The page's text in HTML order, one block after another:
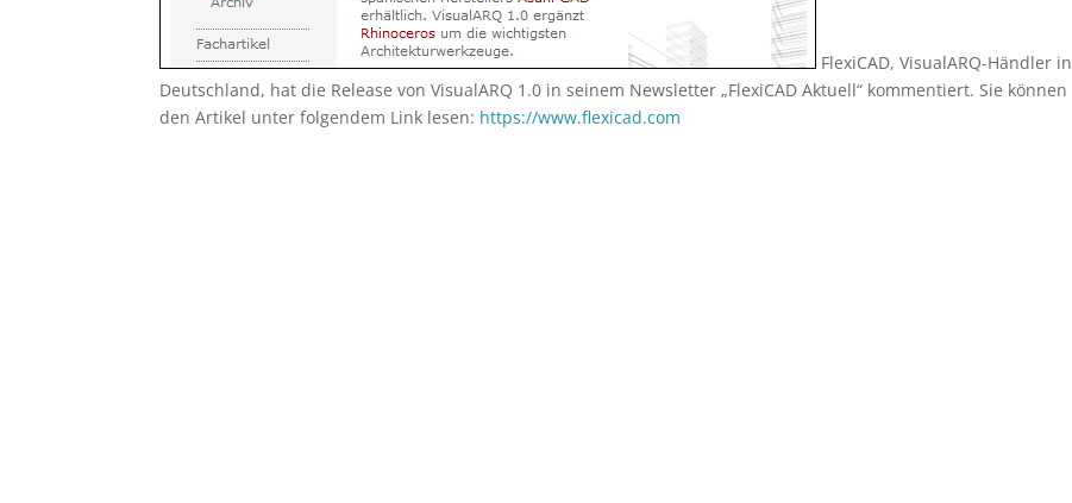
FlexiCAD, VisualARQ-Händler in
Deutschland, hat die Release von VisualARQ 1.0 in seinem Newsletter „FlexiCAD Aktuell“ kommentiert. Sie können
den Artikel unter folgendem Link lesen: https://www.flexicad.com